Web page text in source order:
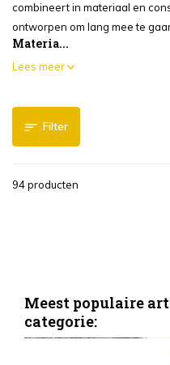
combineert in materiaal en
ontworpen om lang mee te
Materia...
Lees meer
Filter
94 producten
Meest populaire
categorie: